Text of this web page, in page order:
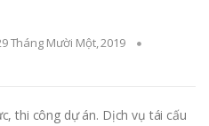
Tháng Mười Một, 2019
thi công dự án. Dịch vụ tái cấu